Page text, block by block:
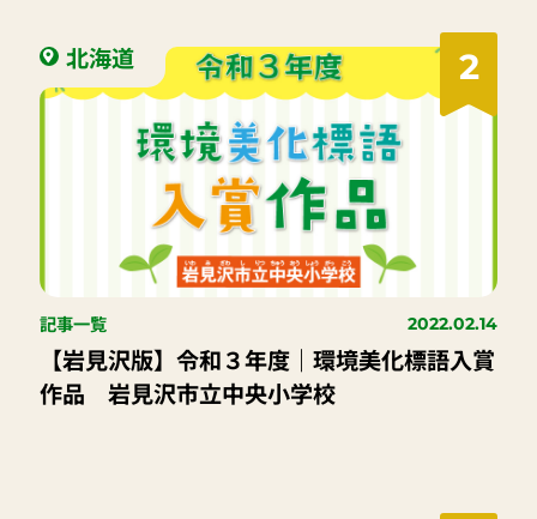
2
北海道
記事一覧 2022.02.14
【岩見沢版】令和３年度｜環境美化標語入賞
作品 岩見沢市立中央小学校